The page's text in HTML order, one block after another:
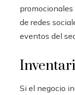
de redes
eventos del
Si el negocio